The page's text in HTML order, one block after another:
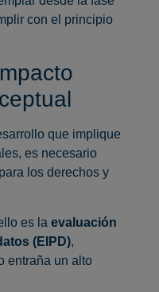
con el principio
que implique
es necesario
los derechos y
es la evaluación
(EIPD),
entraña un alto